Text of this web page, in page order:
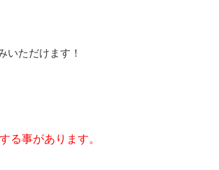
いただけます！
る事があります。